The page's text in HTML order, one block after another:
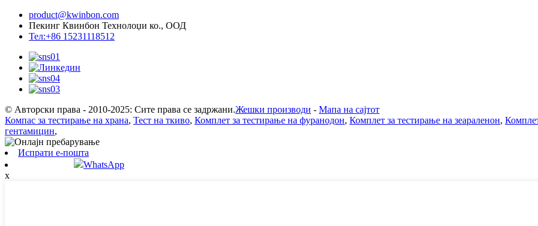
product@kwinbon.com
Пекинг Квинбон Технолоџи ко., ООД
Тел:+86 15231118512
© Авторски права - 2010-2025: Сите права се задржани.Жешки производи - Мапа на сајтот
Компас за тестирање на храна, Тест на ткиво, Комплет за тестирање на фуранодон, Комплет за тестирање на зеараленон,
гентамицин,
Испрати е-пошта
WhatsApp
x